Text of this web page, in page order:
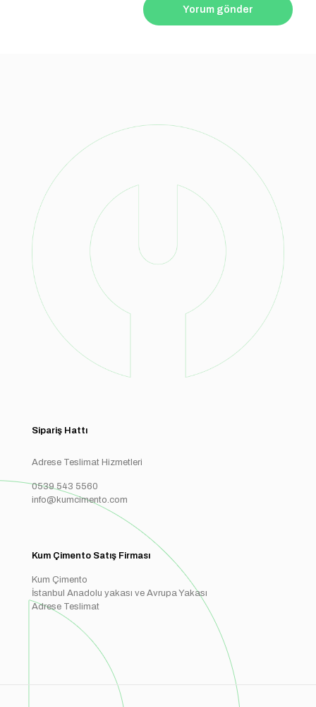
Sipariş Hattı
Adrese Teslimat Hizmetleri
0539 543 5560
info@kumcimento.com
Kum Çimento Satış Firması
Kum Çimento
İstanbul Anadolu yakası ve Avrupa Yakası
Adrese Teslimat